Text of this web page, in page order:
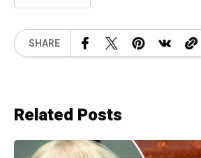
SHARE
Related Posts